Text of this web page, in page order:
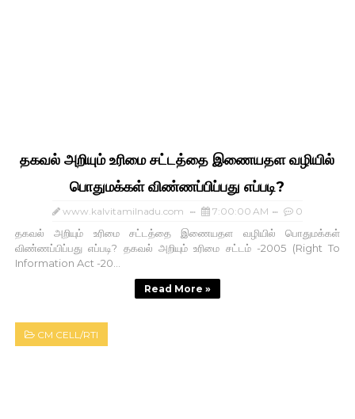
தகவல் அறியும் உரிமை சட்டத்தை இணையதள வழியில்
பொதுமக்கள் விண்ணப்பிப்பது எப்படி?
www.kalvitamilnadu.com 7:00:00 AM 0
தகவல் அறியும் உரிமை சட்டத்தை இணையதள வழியில் பொதுமக்கள்
விண்ணப்பிப்பது எப்படி? தகவல் அறியும் உரிமை சட்டம் -2005 (Right To
Information Act -20...
Read More »
CM CELL/RTI